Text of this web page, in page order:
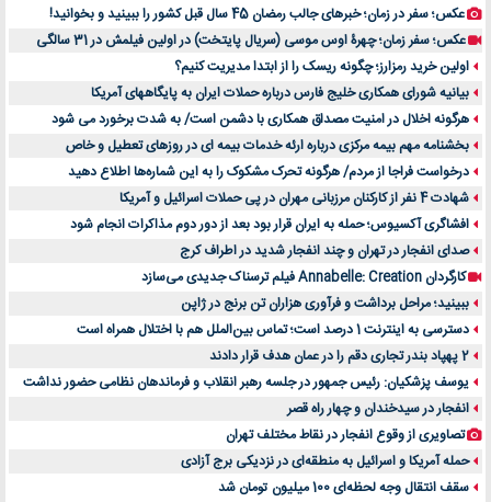
عکس؛ سفر در زمان؛ خبرهای جالب رمضان 45 سال قبل کشور را ببینید و بخوانید!
عکس؛ سفر زمان؛ چهرۀ اوس موسی (سریال پایتخت) در اولین فیلمش در 31 سالگی
اولین خرید رمزارز؛ چگونه ریسک را از ابتدا مدیریت کنیم؟
بیانیه شورای همکاری خلیج فارس درباره حملات ایران به پایگاههای آمریکا
هرگونه اخلال در امنیت مصداق همکاری با دشمن است/ به شدت برخورد می شود
بخشنامه مهم بیمه مرکزی درباره ارئه خدمات بیمه ای در روزهای تعطیل و خاص
درخواست فراجا از مردم/ هرگونه تحرک مشکوک را به این شماره‌ها اطلاع دهید
شهادت 4 نفر از کارکنان مرزبانی مهران در پی حملات اسرائیل و آمریکا
افشاگری آکسیوس؛ حمله به ایران قرار بود بعد از دور دوم مذاکرات انجام شود
صدای انفجار در تهران و چند انفجار شدید در اطراف کرج
کارگردان Annabelle: Creation فیلم ترسناک جدیدی می‌سازد
ببینید؛ مراحل برداشت و فرآوری هزاران تن برنج در ژاپن
دسترسی به اینترنت 1 درصد است؛ تماس بین‌الملل هم با اختلال همراه است
2 پهپاد بندر تجاری دقم را در عمان هدف قرار دادند
یوسف پزشکیان: رئیس جمهور در جلسه رهبر انقلاب و فرماندهان نظامی حضور نداشت
انفجار در سیدخندان و چهار راه قصر
تصاویری از وقوع انفجار در نقاط مختلف تهران
حمله آمریکا و اسرائیل به منطقه‌ای در نزدیکی برج آزادی
سقف انتقال وجه لحظه‌ای 100 میلیون تومان شد